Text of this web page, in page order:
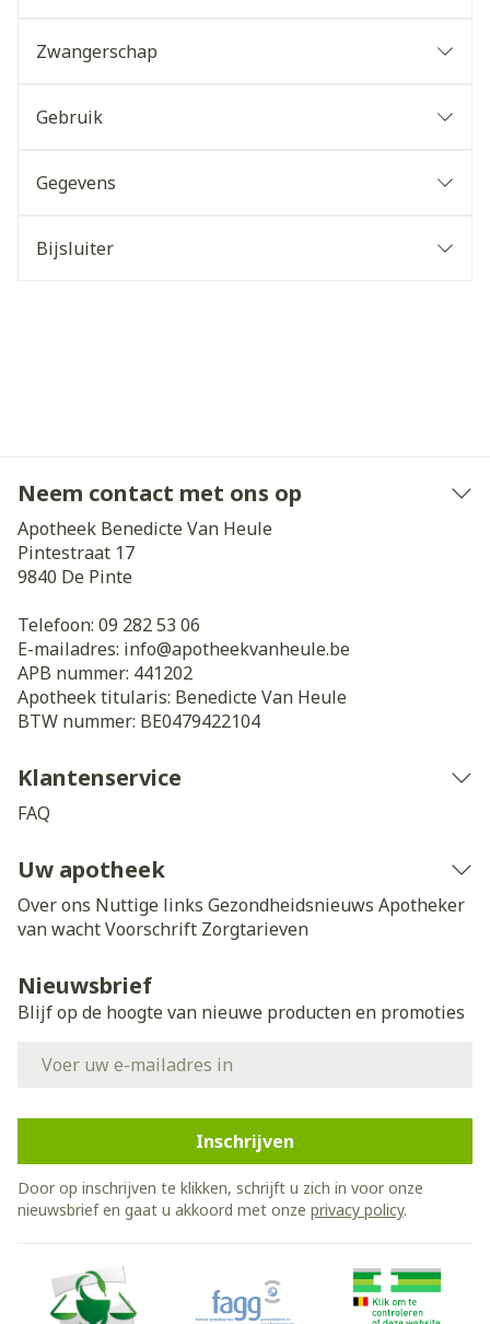
Zwangerschap
Gebruik
Gegevens
Bijsluiter
Neem contact met ons op
Apotheek Benedicte Van Heule
Pintestraat 17
9840 De Pinte
Telefoon: 09 282 53 06
E-mailadres: info@apotheekvanheule.be
APB nummer: 441202
Apotheek titularis: Benedicte Van Heule
BTW nummer: BE0479422104
Klantenservice
FAQ
Uw apotheek
Over ons Nuttige links Gezondheidsnieuws Apotheker
van wachtVoorschrift Zorgtarieven
Nieuwsbrief
Blijf op de hoogte van nieuwe producten en promoties
Inschrijven
Door op inschrijven te klikken, schrijft u zich in voor onze
nieuwsbrief en gaat u akkoord met onze privacy policy.